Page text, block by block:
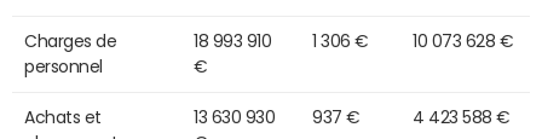
Charges de
personnel
18 993 910
€
1 306 € 10 073 628 €
Achats et
13 630 930
937 € 4 423 588 €